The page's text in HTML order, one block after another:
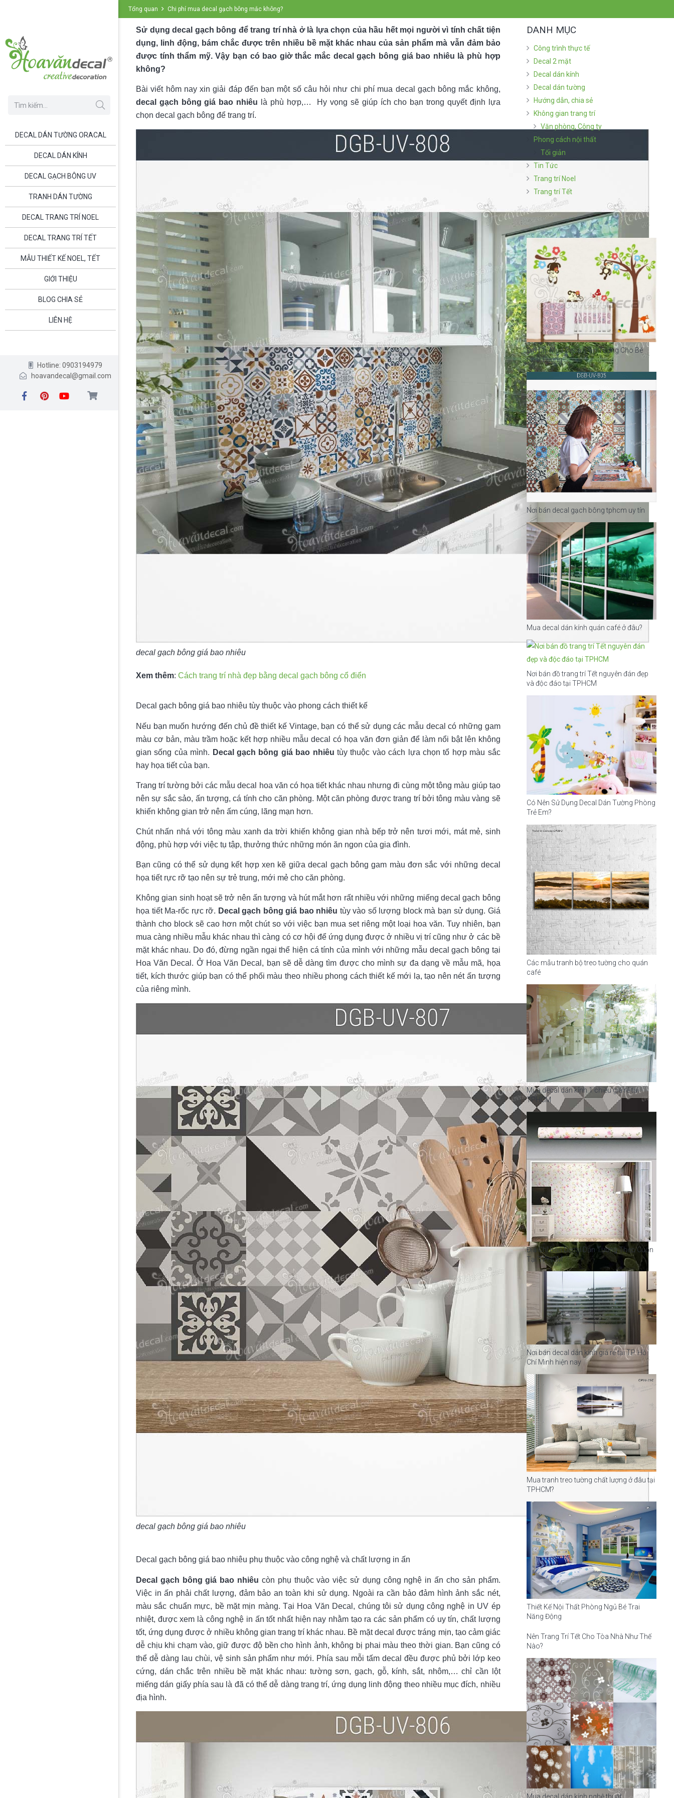
DECAL DÁN TƯỜNG ORACAL
DECAL DÁN KÍNH
DECAL GẠCH BÔNG UV
TRANH DÁN TƯỜNG
DECAL TRANG TRÍ NOEL
DECAL TRANG TRÍ TẾT
MẪU THIẾT KẾ NOEL, TẾT
GIỚI THIỆU
BLOG CHIA SẺ
LIÊN HỆ
Hotline: 0903194979
hoavandecal@gmail.com
Tổng quan Chi phí mua decal gạch bông mắc không?
Sử dụng decal gạch bông để trang trí nhà ở là lựa chọn của hầu hết mọi người vì tính chất tiện
dụng, linh động, bám chắc được trên nhiều bề mặt khác nhau của sản phẩm mà vẫn đảm bảo
được tính thẩm mỹ. Vậy bạn có bao giờ thắc mắc decal gạch bông giá bao nhiêu là phù hợp
không?
Bài viết hôm nay xin giải đáp đến bạn một số câu hỏi như chi phí mua decal gạch bông mắc không,
decal gạch bông giá bao nhiêu là phù hợp,… Hy vọng sẽ giúp ích cho bạn trong quyết định lựa
chọn decal gạch bông để trang trí.
decal gạch bông giá bao nhiêu
Xem thêm: Cách trang trí nhà đẹp bằng decal gạch bông cổ điển
Decal gạch bông giá bao nhiêu tùy thuộc vào phong cách thiết kế
Nếu bạn muốn hướng đến chủ đề thiết kế Vintage, bạn có thể sử dụng các mẫu decal có những gam
màu cơ bản, màu trầm hoặc kết hợp nhiều mẫu decal có họa văn đơn giản để làm nổi bật lên không
gian sống của mình. Decal gạch bông giá bao nhiêu tùy thuộc vào cách lựa chọn tổ hợp màu sắc
hay họa tiết của bạn.
Trang trí tường bởi các mẫu decal hoa văn có họa tiết khác nhau nhưng đi cùng một tông màu giúp tạo
nên sự sắc sảo, ấn tượng, cá tính cho căn phòng. Một căn phòng được trang trí bởi tông màu vàng sẽ
khiến không gian trở nên ấm cúng, lãng mạn hơn.
Chút nhấn nhá với tông màu xanh da trời khiến không gian nhà bếp trở nên tươi mới, mát mẻ, sinh
động, phù hợp với việc tụ tập, thưởng thức những món ăn ngon của gia đình.
Bạn cũng có thể sử dụng kết hợp xen kẽ giữa decal gạch bông gam màu đơn sắc với những decal
họa tiết rực rỡ tạo nên sự trẻ trung, mới mẻ cho căn phòng.
Không gian sinh hoạt sẽ trở nên ấn tượng và hút mắt hơn rất nhiều với những miếng decal gạch bông
họa tiết Ma-rốc rực rỡ. Decal gạch bông giá bao nhiêu tùy vào số lượng block mà bạn sử dụng. Giá
thành cho block sẽ cao hơn một chút so với việc bạn mua set riêng một loại hoa văn. Tuy nhiên, bạn
mua càng nhiều mẫu khác nhau thì càng có cơ hội để ứng dụng được ở nhiều vị trí cũng như ở các bề
mặt khác nhau. Do đó, đừng ngần ngại thể hiện cá tính của mình với những mẫu decal gạch bông tại
Hoa Văn Decal. Ở Hoa Văn Decal, bạn sẽ dễ dàng tìm được cho mình sự đa dạng về mẫu mã, họa
tiết, kích thước giúp bạn có thể phối màu theo nhiều phong cách thiết kế mới lạ, tạo nên nét ấn tượng
của riêng mình.
decal gạch bông giá bao nhiêu
Decal gạch bông giá bao nhiêu phụ thuộc vào công nghệ và chất lượng in ấn
Decal gạch bông giá bao nhiêu còn phụ thuộc vào việc sử dụng công nghệ in ấn cho sản phẩm.
Việc in ấn phải chất lượng, đảm bảo an toàn khi sử dụng. Ngoài ra cần bảo đảm hình ảnh sắc nét,
màu sắc chuẩn mực, bề mặt mịn màng. Tại Hoa Văn Decal, chúng tôi sử dụng công nghệ in UV ép
nhiệt, được xem là công nghệ in ấn tốt nhất hiện nay nhằm tạo ra các sản phẩm có uy tín, chất lượng
tốt, ứng dụng được ở nhiều không gian trang trí khác nhau. Bề mặt decal được tráng mịn, tạo cảm giác
dễ chịu khi chạm vào, giữ được độ bền cho hình ảnh, không bị phai màu theo thời gian. Bạn cũng có
thể dễ dàng lau chùi, vệ sinh sản phẩm như mới. Phía sau mỗi tấm decal đều được phủ bởi lớp keo
cứng, dán chắc trên nhiều bề mặt khác nhau: tường sơn, gạch, gỗ, kính, sắt, nhôm,… chỉ cần lột
miếng dán giấy phía sau là đã có thể dễ dàng trang trí, ứng dụng linh động theo nhiều mục đích, nhiều
địa hình.
DANH MỤC
Công trình thực tế
Decal 2 mặt
Decal dán kính
Decal dán tường
Hướng dẫn, chia sẻ
Không gian trang trí
Văn phòng, Công ty
Phong cách nội thất
Tối giản
Tin Tức
Trang trí Noel
Trang trí Tết
BÀI VIẾT MỚI NHẤT
Địa Chỉ Mua Decal Dán Tường Cho Bé
Chất Lượng
Nơi bán decal gạch bông tphcm uy tín
Mua decal dán kính quán café ở đâu?
Nơi bán đồ trang trí Tết nguyên đán đẹp
và độc đáo tại TPHCM
Có Nên Sử Dụng Decal Dán Tường Phòng
Trẻ Em?
Các mẫu tranh bộ treo tường cho quán
café
Mua decal dán kính 1 chiều giá rẻ tại
TPHCM
Địa Chỉ Bán Decal Dán Tường Theo Cuộn
Tại TPHCM
Nơi bán decal dán kính giá rẻ tại TP. Hồ
Chí Minh hiện nay
Mua tranh treo tường chất lượng ở đâu tại
TPHCM?
Thiết Kế Nội Thất Phòng Ngủ Bé Trai
Năng Động
Nên Trang Trí Tết Cho Tòa Nhà Như Thế
Nào?